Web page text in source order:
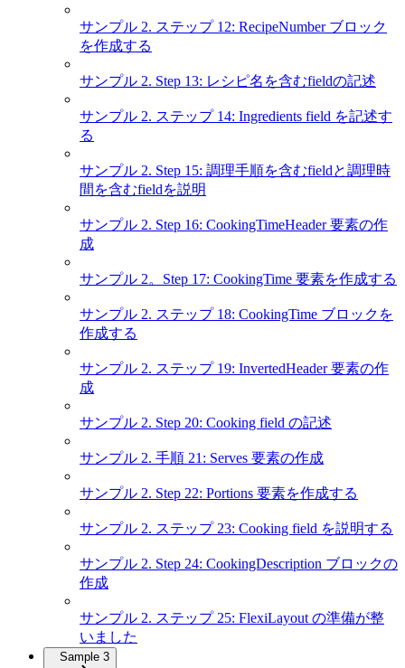
サンプル 2. ステップ 12: RecipeNumber ブロック
を作成する
サンプル 2. Step 13: レシピ名を含むfieldの記述
サンプル 2. ステップ 14: Ingredients field を記述す
る
サンプル 2. Step 15: 調理手順を含むfieldと調理時
間を含むfieldを説明
サンプル 2. Step 16: CookingTimeHeader 要素の作
成
サンプル 2。Step 17: CookingTime 要素を作成する
サンプル 2. ステップ 18: CookingTime ブロックを
作成する
サンプル 2. ステップ 19: InvertedHeader 要素の作
成
サンプル 2. Step 20: Cooking field の記述
サンプル 2. 手順 21: Serves 要素の作成
サンプル 2. Step 22: Portions 要素を作成する
サンプル 2. ステップ 23: Cooking field を説明する
サンプル 2. Step 24: CookingDescription ブロックの
作成
サンプル 2. ステップ 25: FlexiLayout の準備が整
いました
Sample 3